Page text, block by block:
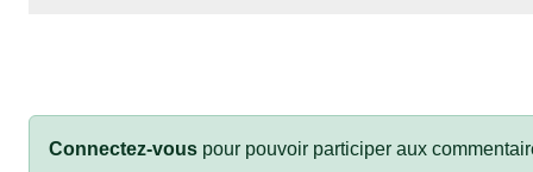
Connectez-vous pour pouvoir participer aux